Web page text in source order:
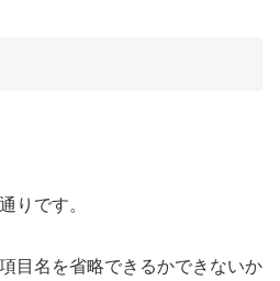
りです。
目名を省略できるかできないか